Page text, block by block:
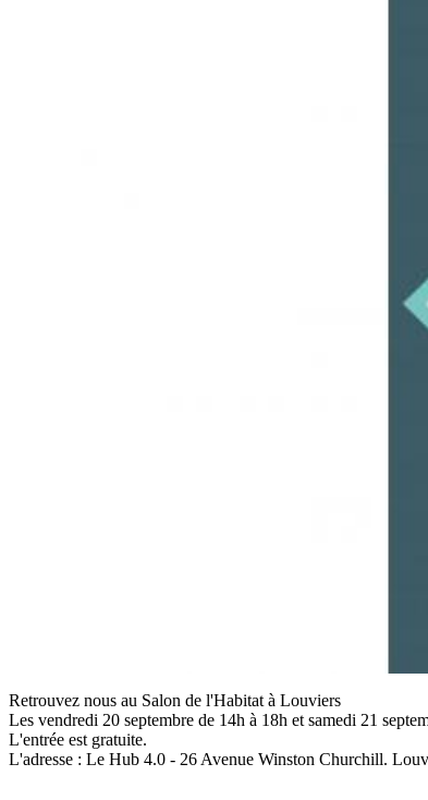
Retrouvez nous au Salon de l'Habitat à Louviers
Les vendredi 20 septembre de 14h à 18h et samedi 21
L'entrée est gratuite.
L'adresse : Le Hub 4.0 - 26 Avenue Winston Churchill.